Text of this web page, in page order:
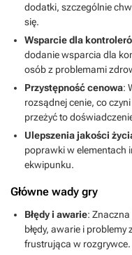
dodatki, szczególnie
się.
Wsparcie dla
dodanie wsparcia dla
osób z problemami
Przystępność cenowa:
rozsądnej cenie, co
przeżyć to
Ulepszenia jakości
poprawki w elementach
ekwipunku.
Główne wady gry
Błędy i awarie:
błędy, awarie i
frustrująca w rozgrywce.